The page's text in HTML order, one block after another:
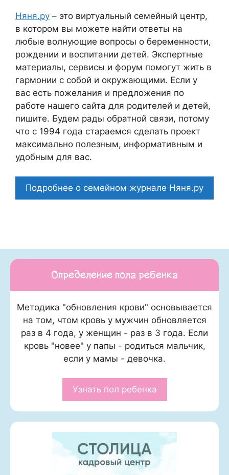
Няня.ру – это виртуальный семейный центр,
в котором вы можете найти ответы на
любые волнующие вопросы о беременности,
рождении и воспитании детей. Экспертные
материалы, сервисы и форум помогут жить в
гармонии с собой и окружающими. Если у
вас есть пожелания и предложения по
работе нашего сайта для родителей и детей,
пишите. Будем рады обратной связи, потому
что c 1994 года стараемся сделать проект
максимально полезным, информативным и
удобным для вас.
Подробнее о семейном журнале Няня.ру
Определение пола ребенка
Методика "обновления крови" основывается
на том, чтом кровь у мужчин обновляется
раз в 4 года, у женщин - раз в 3 года. Если
кровь "новее" у папы - родиться мальчик,
если у мамы - девочка.
Узнать пол ребенка